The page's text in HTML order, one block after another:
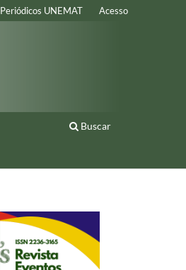
Buscar
Periódicos UNEMAT Acesso